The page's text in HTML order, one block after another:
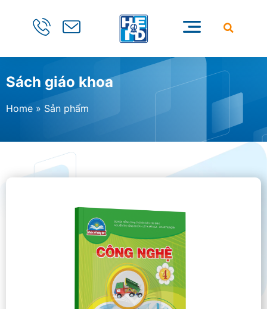
Sách giáo khoa
Home » Sản phẩm